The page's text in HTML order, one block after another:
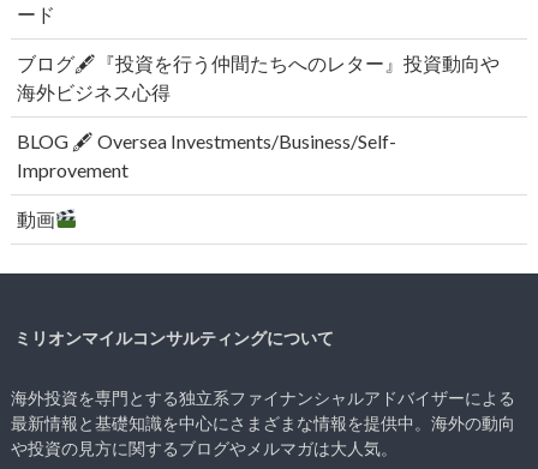
ード
ブログ🖋『投資を行う仲間たちへのレター』投資動向や
海外ビジネス心得
BLOG 🖋 Oversea Investments/Business/Self-
Improvement
動画
ミリオンマイルコンサルティングについて
海外投資を専門とする独立系ファイナンシャルアドバイザーによる
最新情報と基礎知識を中心にさまざまな情報を提供中。海外の動向
や投資の見方に関するブログやメルマガは大人気。